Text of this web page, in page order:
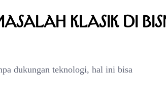
Klasik di
dukungan teknologi, hal ini bisa